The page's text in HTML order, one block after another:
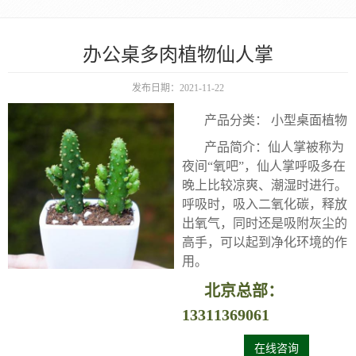
办公桌多肉植物仙人掌
发布日期：2021-11-22
产品分类： 小型桌面植物
产品简介：仙人掌被称为
夜间“氧吧”，仙人掌呼吸多在
晚上比较凉爽、潮湿时进行。
呼吸时，吸入二氧化碳，释放
出氧气，同时还是吸附灰尘的
高手，可以起到净化环境的作
用。
北京总部：
13311369061
在线咨询